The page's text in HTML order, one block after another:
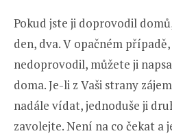
Pokud jste ji doprovodil
den, dva. V opačném
nedoprovodil, můžete ji
doma. Je-li z Vaši strany
nadále vídat, jednoduše ji
zavolejte. Není na co čekat a